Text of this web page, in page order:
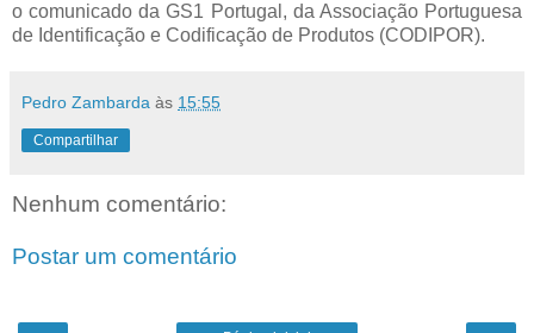
o comunicado da GS1 Portugal, da Associação Portuguesa
de Identificação e Codificação de Produtos (CODIPOR).
Pedro Zambarda às 15:55
Compartilhar
Nenhum comentário:
Postar um comentário